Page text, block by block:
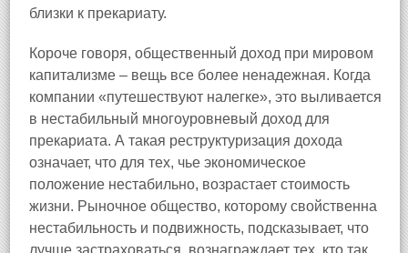
близки к прекариату.
Короче говоря, общественный доход при мировом
капитализме – вещь все более ненадежная. Когда
компании «путешествуют налегке», это выливается
в нестабильный многоуровневый доход для
прекариата. А такая реструктуризация дохода
означает, что для тех, чье экономическое
положение нестабильно, возрастает стоимость
жизни. Рыночное общество, которому свойственна
нестабильность и подвижность, подсказывает, что
лучше застраховаться, вознаграждает тех, кто так